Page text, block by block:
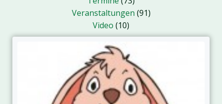
Veranstaltungen (91)
Video (10)